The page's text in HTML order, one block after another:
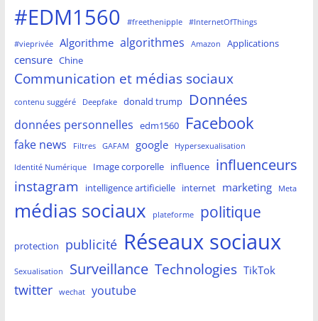
#EDM1560 #freethenipple #InternetOfThings
#vieprivée Algorithme algorithmes Amazon Applications
censure Chine
Communication et médias sociaux
contenu suggéré Deepfake donald trump Données
données personnelles edm1560 Facebook
fake news Filtres GAFAM google Hypersexualisation
Identité Numérique Image corporelle influence influenceurs
instagram intelligence artificielle internet marketing Meta
médias sociaux plateforme politique
protection publicité Réseaux sociaux
Sexualisation Surveillance Technologies TikTok
twitter wechat youtube